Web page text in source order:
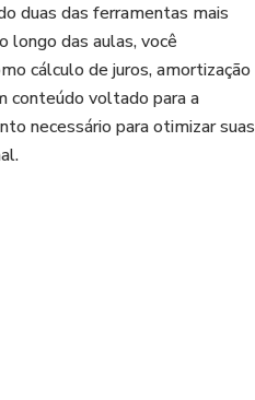
duas das ferramentas mais
longo das aulas, você
cálculo de juros, amortização
conteúdo voltado para a
necessário para otimizar suas